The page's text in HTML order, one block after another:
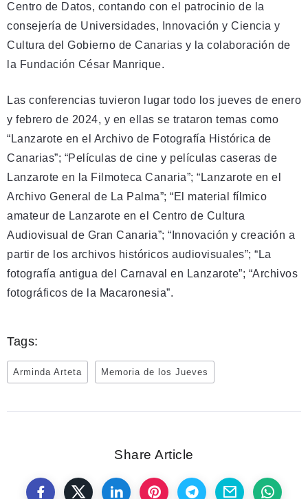
Centro de Datos, contando con el patrocinio de la
consejería de Universidades, Innovación y Ciencia y
Cultura del Gobierno de Canarias y la colaboración de
la Fundación César Manrique.
Las conferencias tuvieron lugar todo los jueves de enero
y febrero de 2024, y en ellas se trataron temas como
“Lanzarote en el Archivo de Fotografía Histórica de
Canarias”; “Películas de cine y películas caseras de
Lanzarote en la Filmoteca Canaria”; “Lanzarote en el
Archivo General de La Palma”; “El material fílmico
amateur de Lanzarote en el Centro de Cultura
Audiovisual de Gran Canaria”; “Innovación y creación a
partir de los archivos históricos audiovisuales”; “La
fotografía antigua del Carnaval en Lanzarote”; “Archivos
fotográficos de la Macaronesia”.
Tags:
Arminda Arteta Memoria de los Jueves
Share Article